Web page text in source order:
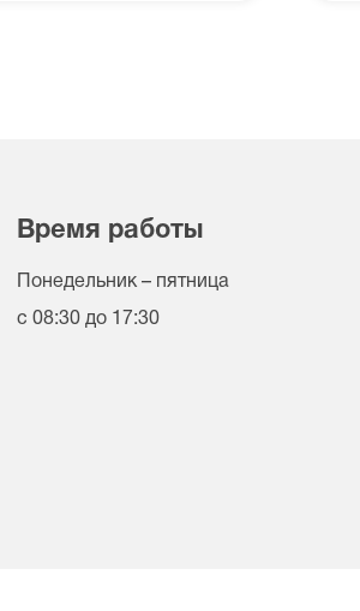
Время работы
Понедельник – пятница
с 08:30 до 17:30